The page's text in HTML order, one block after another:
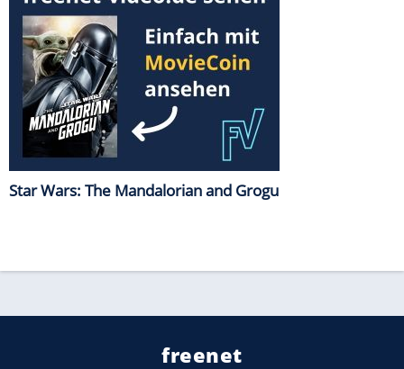
Star Wars: The Mandalorian and Grogu
freenet